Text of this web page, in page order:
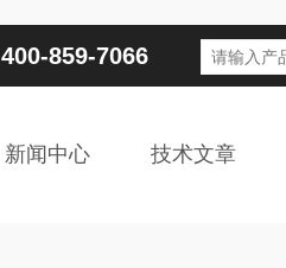
400-859-7066
新闻中心 技术文章